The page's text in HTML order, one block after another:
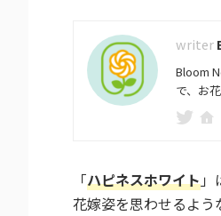
Bloom
で、お
「ハピネスホワイト
花嫁姿を思わせるよう